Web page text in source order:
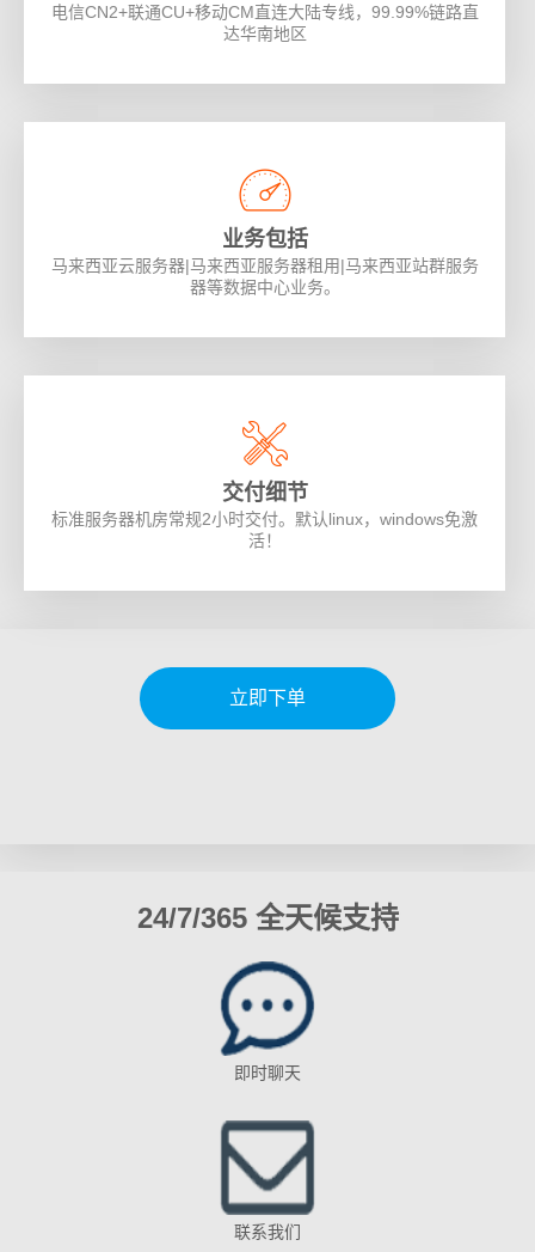
电信CN2+联通CU+移动CM直连大陆专线，99.99%链路直
达华南地区
业务包括
马来西亚云服务器|马来西亚服务器租用|马来西亚站群服务
器等数据中心业务。
交付细节
标准服务器机房常规2小时交付。默认linux，windows免激
活！
立即下单
24/7/365 全天候支持
即时聊天
联系我们